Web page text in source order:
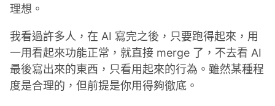
理想。
我看過許多人，在 AI 寫完之後，只要跑得起來，用
一用看起來功能正常，就直接 merge 了，不去看 AI
最後寫出來的東西，只看用起來的行為。雖然某種程
度是合理的，但前提是你用得夠徹底。